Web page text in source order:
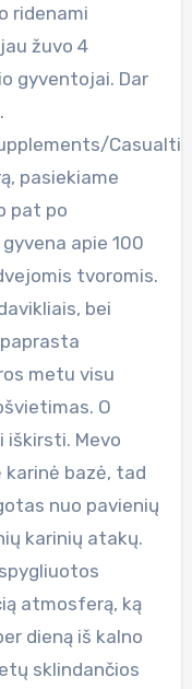
ridenami
žuvo 4
gyventojai. Dar
pasiekiame
pat po
apie 100
tvoromis.
bei
metu visu
O
iškirsti. Mevo
karinė bazė, tad
nuo pavienių
karinių atakų.
atmosferą, ką
dieną iš kalno
sklindančios